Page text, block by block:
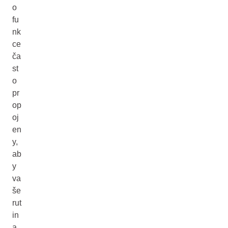
o
fu
nk
ce
ča
st
o
pr
op
oj
en
y,
ab
y
va
še
rut
in